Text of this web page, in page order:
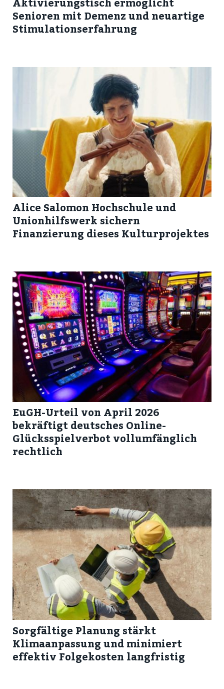
Senioren mit Demenz und neuartige
Stimulationserfahrung
Alice Salomon Hochschule und
Unionhilfswerk sichern
Finanzierung dieses Kulturprojektes
EuGH-Urteil von April 2026
bekräftigt deutsches Online-
Glücksspielverbot vollumfänglich
rechtlich
Sorgfältige Planung stärkt
Klimaanpassung und minimiert
effektiv Folgekosten langfristig